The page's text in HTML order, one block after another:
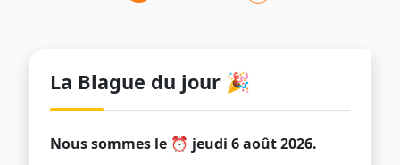
La Blague du jour 🎉
Nous sommes le ⏰ jeudi 6 août 2026.